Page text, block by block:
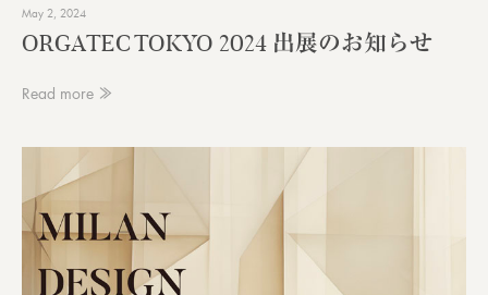
May 2, 2024
ORGATEC TOKYO 2024 出展のお知らせ
Read more ≫